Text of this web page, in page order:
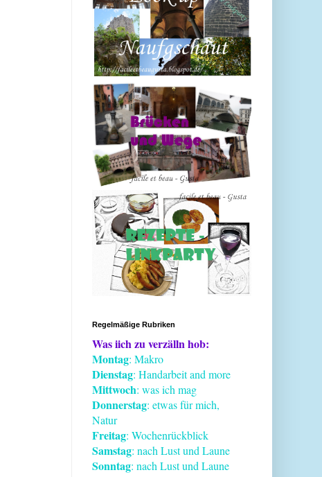
Regelmäßige Rubriken
Was iich zu verzälln hob:
Montag: Makro
Dienstag: Handarbeit and more
Mittwoch: was ich mag
Donnerstag: etwas für mich,
Natur
Freitag: Wochenrückblick
Samstag: nach Lust und Laune
Sonntag: nach Lust und Laune